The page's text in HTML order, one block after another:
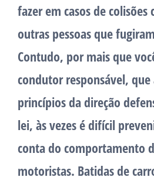
fazer em casos de colisões
outras pessoas que
Contudo, por mais que
condutor responsável, que
princípios da direção
lei, às vezes é difícil
conta do comportamento
motoristas. Batidas de